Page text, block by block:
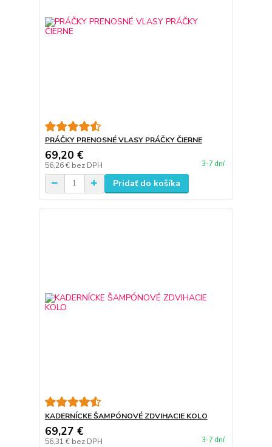
PRÁČKY PRENOSNÉ VLASY PRÁČKY ČIERNE
69,20 €
56,26 € bez DPH 3-7 dní
Pridať do košíka
KADERNÍCKE ŠAMPÓNOVÉ ZDVIHACIE KOLO
69,27 €
56,31 € bez DPH 3-7 dní